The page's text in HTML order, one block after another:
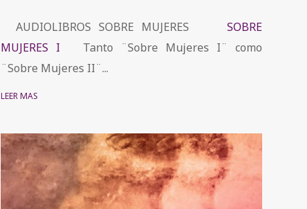
AUDIOLIBROS SOBRE MUJERES SOBRE
MUJERES I
Tanto ¨Sobre Mujeres I¨ como
¨Sobre Mujeres II¨...
LEER MÁS